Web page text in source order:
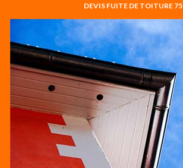
DEVIS FUITE DE TOITURE 75